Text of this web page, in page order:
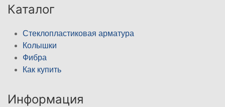
Каталог
Стеклопластиковая арматура
Колышки
Фибра
Как купить
Информация